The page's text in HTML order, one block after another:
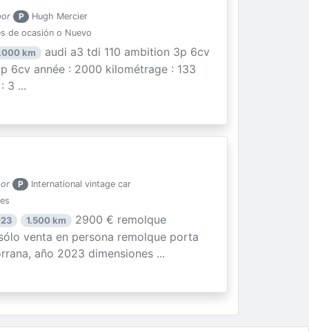
P Hugh Mercier
de ocasión o Nuevo
km
audi a3 tdi 110 ambition 3p 6cv
6cv année : 2000 kilométrage : 133
3 ...
P International vintage car
1.500 km
2900 € remolque
venta en persona remolque porta
año 2023 dimensiones ...